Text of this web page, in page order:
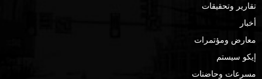
تقارير وتحقيقات
أخبار
معارض ومؤتمرات
إيكو سيستم
مسرعات وحاضنات